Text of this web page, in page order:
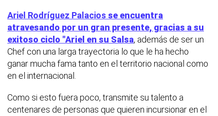
Ariel Rodríguez Palacios se encuentra
atravesando por un gran presente, gracias a su
exitoso ciclo "Ariel en su Salsa, además de ser un
Chef con una larga trayectoria lo que le ha hecho
ganar mucha fama tanto en el territorio nacional como
en el internacional.
Como si esto fuera poco, transmite su talento a
centenares de personas que quieren incursionar en el